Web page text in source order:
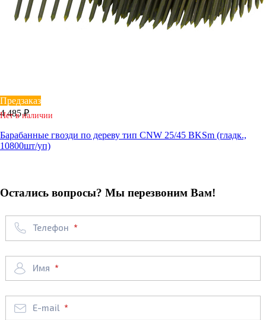
Предзаказ
4 485 ₽
Нет в наличии
Барабанные гвозди по дереву тип CNW 25/45 BKSm (гладк.,
10800шт/уп)
Остались вопросы? Мы перезвоним Вам!
Телефон
Имя
E-mail